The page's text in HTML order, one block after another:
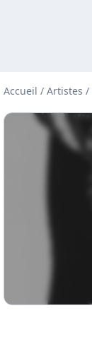
Accueil / Artistes /